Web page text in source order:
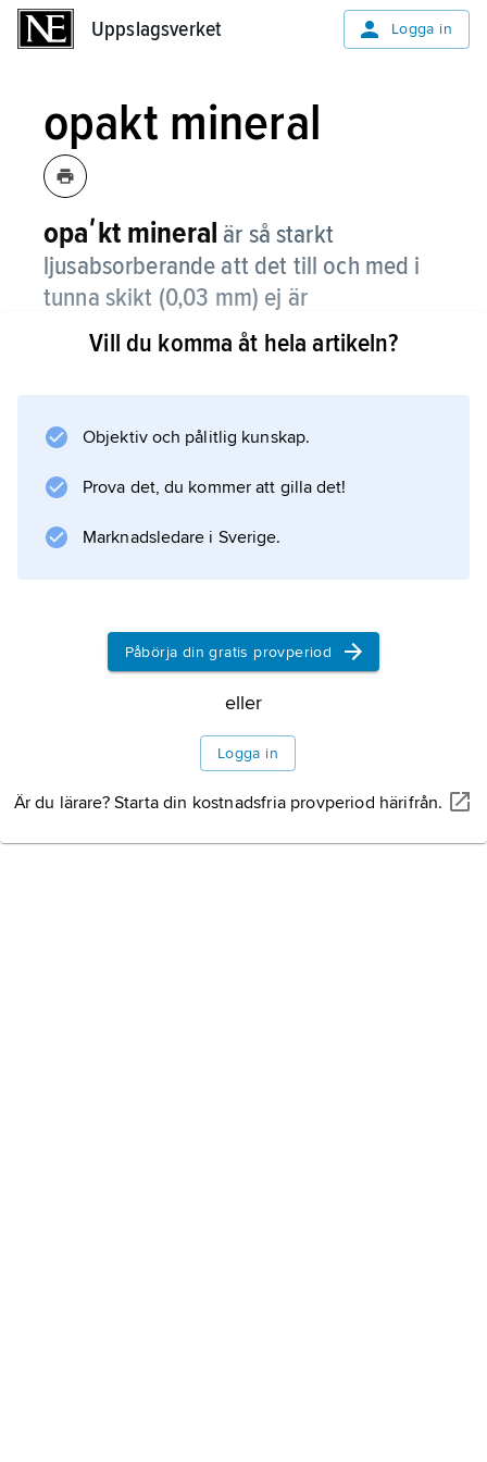
Uppslagsverket Logga in
opakt mineral
opaʹkt mineral är så starkt
ljusabsorberande att det till och med i
tunna skikt (0,03 mm) ej är
genomskinligt för vanligt ljus.
Vill du komma åt hela artikeln?
Objektiv och pålitlig kunskap.
Prova det, du kommer att gilla det!
Marknadsledare i Sverige.
Påbörja din gratis provperiod
eller
Logga in
Är du lärare? Starta din kostnadsfria provperiod härifrån.